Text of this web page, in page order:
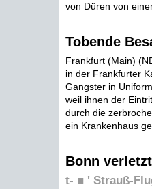
von Düren von
Tobende
Frankfurt (Main)
in der Frankfurter
Gangster in
weil ihnen der
durch die
ein Krankenhaus
Bonn
t- ■ ' Strauß-